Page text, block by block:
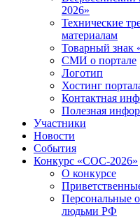
2026»
Технические
материалам
Товарный
СМИ о портале
Логотип
Хостинг
Контактная
Полезная
Участники
Новости
События
Конкурс «СОС-2026»
О конкурсе
Персональные
людьми РФ